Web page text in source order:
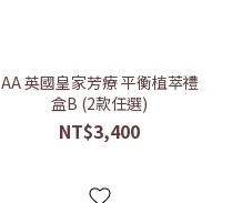
AA 英國皇家芳療 平衡植萃禮
盒B (2款任選)
NT$3,400